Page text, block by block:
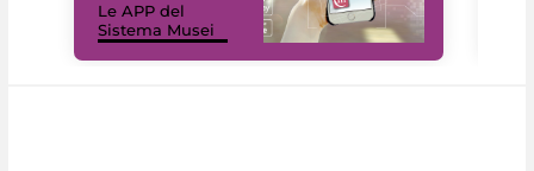
Le APP del
Sistema Musei